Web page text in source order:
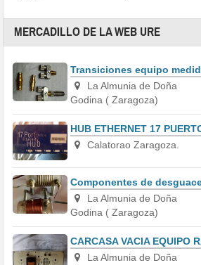
MERCADILLO DE LA WEB URE
Transiciones equipo
La Almunia de Doña
Godina ( Zaragoza)
HUB ETHERNET 17
Calatorao Zaragoza.
Componentes de
La Almunia de Doña
Godina ( Zaragoza)
CARCASA VACIA EQUIPO
La Almunia de Doña